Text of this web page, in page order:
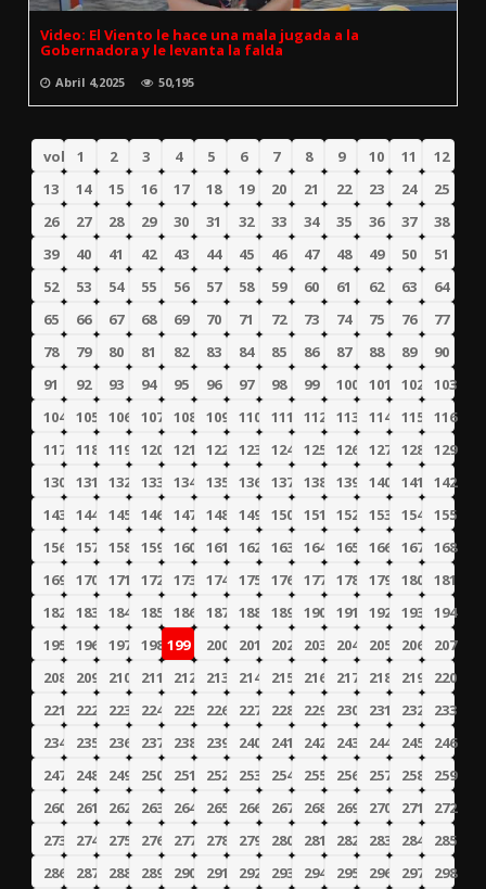
Video: El Viento le hace una mala jugada a la
Gobernadora y le levanta la falda
Abril 4,2025 50,195
volver
1 2 3 4 5 6 7 8 9 10 11
12
13
14 15 16 17 18 19 20 21 22 23 24
25
26
27 28 29 30 31 32 33 34 35 36 37
38
39
40 41 42 43 44 45 46 47 48 49 50
51
52
53 54 55 56 57 58 59 60 61 62 63
64
65
66 67 68 69 70 71 72 73 74 75 76
77
78
79 80 81 82 83 84 85 86 87 88 89
90
91
92 93 94 95 96 97 98 99 100 101 102
103
104
105 106 107 108 109 110 111 112 113 114 115
116
117
118 119 120 121 122 123 124 125 126 127 128
129
130
131 132 133 134 135 136 137 138 139 140 141
142
143
144 145 146 147 148 149 150 151 152 153 154
155
156
157 158 159 160 161 162 163 164 165 166 167
168
169
170 171 172 173 174 175 176 177 178 179 180
181
182
183 184 185 186 187 188 189 190 191 192 193
194
195
196 197 198 199 200 201 202 203 204 205 206
207
208
209 210 211 212 213 214 215 216 217 218 219
220
221
222 223 224 225 226 227 228 229 230 231 232
233
234
235 236 237 238 239 240 241 242 243 244 245
246
247
248 249 250 251 252 253 254 255 256 257 258
259
260
261 262 263 264 265 266 267 268 269 270 271
272
273
274 275 276 277 278 279 280 281 282 283 284
285
286
287 288 289 290 291 292 293 294 295 296 297
298